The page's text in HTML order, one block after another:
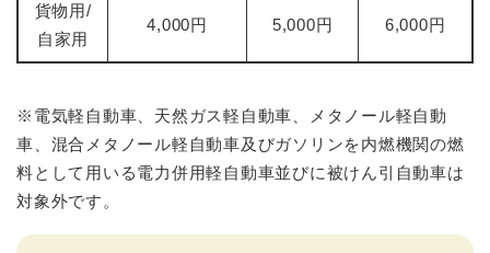
貨物用/
自家用
4,000円 5,000円 6,000円
※電気軽自動車、天然ガス軽自動車、メタノール軽自動
車、混合メタノール軽自動車及びガソリンを内燃機関の燃
料として用いる電力併用軽自動車並びに被けん引自動車は
対象外です。